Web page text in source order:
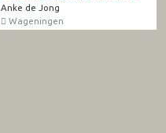
Anke de Jong
Wageningen